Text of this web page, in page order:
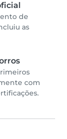
de
as
com